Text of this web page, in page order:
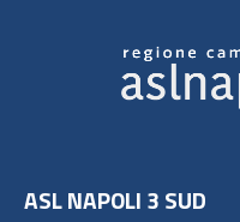
ASL NAPOLI 3 SUD